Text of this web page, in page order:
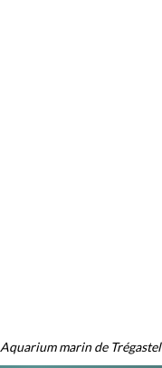
Aquarium marin de Trégastel